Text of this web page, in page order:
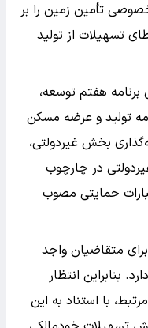
تأمین زمین را بر
تسهیلات از تولید
قانون برنامه هفتم توسعه،
تولید و عرضه مسکن
بخش غیردولتی،
در چارچوب
حمایتی مصوب
متقاضیان واجد
بنابراین انتظار
با استناد به این